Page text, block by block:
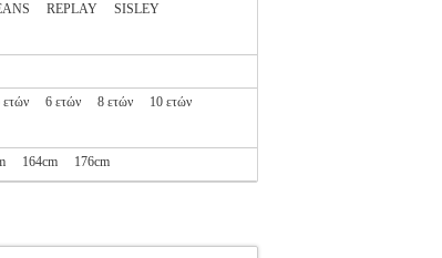
REPLAY
SISLEY
ετών 6 ετών 8 ετών
10 ετών
164cm 176cm